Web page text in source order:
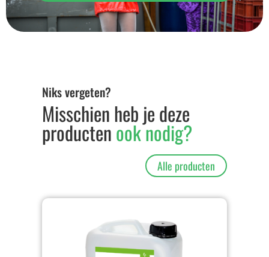
Niks vergeten?
Misschien heb je deze
productenook nodig?
Alle producten